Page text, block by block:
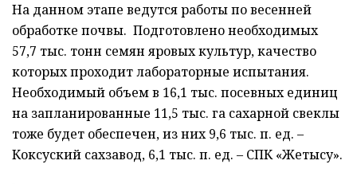
На данном этапе ведутся работы по весенней
обработке почвы. Подготовлено необходимых
57,7 тыс. тонн семян яровых культур, качество
которых проходит лабораторные испытания.
Необходимый объем в 16,1 тыс. посевных единиц
на запланированные 11,5 тыс. га сахарной свеклы
тоже будет обеспечен, из них 9,6 тыс. п. ед. –
Коксуский сахзавод, 6,1 тыс. п. ед. – СПК «Жетысу».